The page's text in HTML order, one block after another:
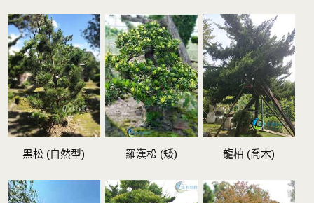
黑松 (自然型) 羅漢松 (矮) 龍柏 (喬木)